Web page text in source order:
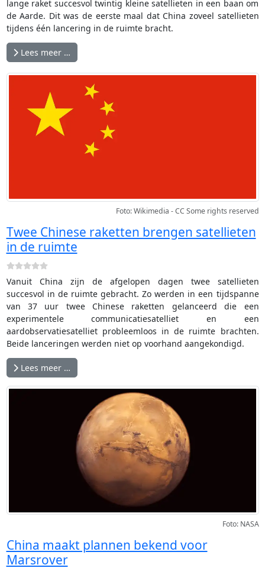
lange raket succesvol twintig kleine satellieten in een baan om
de Aarde. Dit was de eerste maal dat China zoveel satellieten
tijdens één lancering in de ruimte bracht.
Lees meer …
Foto: Wikimedia - CC Some rights reserved
Twee Chinese raketten brengen satellieten
in de ruimte
Vanuit China zijn de afgelopen dagen twee satellieten
succesvol in de ruimte gebracht. Zo werden in een tijdspanne
van 37 uur twee Chinese raketten gelanceerd die een
experimentele communicatiesatelliet en een
aardobservatiesatelliet probleemloos in de ruimte brachten.
Beide lanceringen werden niet op voorhand aangekondigd.
Lees meer …
Foto: NASA
China maakt plannen bekend voor
Marsrover